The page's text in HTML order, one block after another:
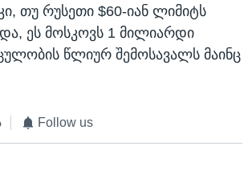
თუ რუსეთი $60-იან ლიმიტს
ეს მოსკოვს 1 მილიარდი
წლიურ შემოსავალს მაინც
Follow us